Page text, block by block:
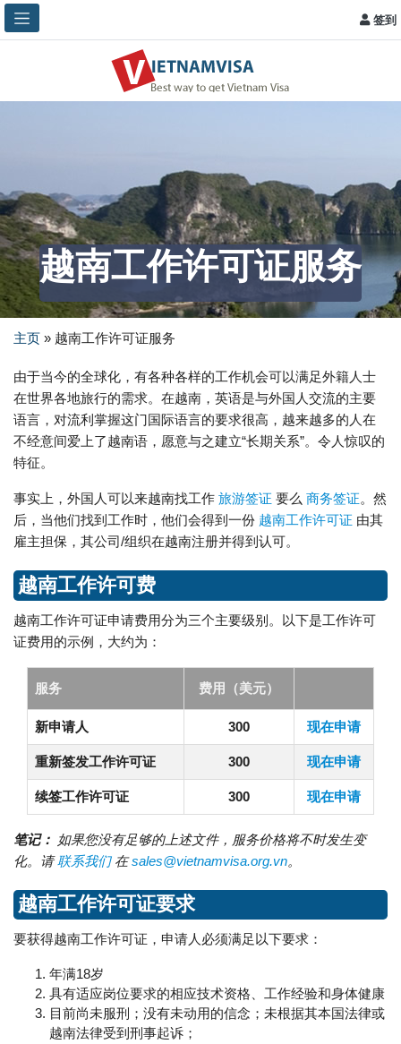
签到
越南工作许可证服务
主页 » 越南工作许可证服务
由于当今的全球化，有各种各样的工作机会可以满足外籍人士
在世界各地旅行的需求。在越南，英语是与外国人交流的主要
语言，对流利掌握这门国际语言的要求很高，越来越多的人在
不经意间爱上了越南语，愿意与之建立“长期关系”。令人惊叹的
特征。
事实上，外国人可以来越南找工作 旅游签证 要么 商务签证。然
后，当他们找到工作时，他们会得到一份 越南工作许可证 由其
雇主担保，其公司/组织在越南注册并得到认可。
越南工作许可费
越南工作许可证申请费用分为三个主要级别。以下是工作许可
证费用的示例，大约为：
服务 费用（美元）
新申请人 300 现在申请
重新签发工作许可证 300 现在申请
续签工作许可证 300 现在申请
笔记： 如果您没有足够的上述文件，服务价格将不时发生变
化。请联系我们 在sales@vietnamvisa.org.vn。
越南工作许可证要求
要获得越南工作许可证，申请人必须满足以下要求：
年满18岁
具有适应岗位要求的相应技术资格、工作经验和身体健康
目前尚未服刑；没有未动用的信念；未根据其本国法律或
越南法律受到刑事起诉；